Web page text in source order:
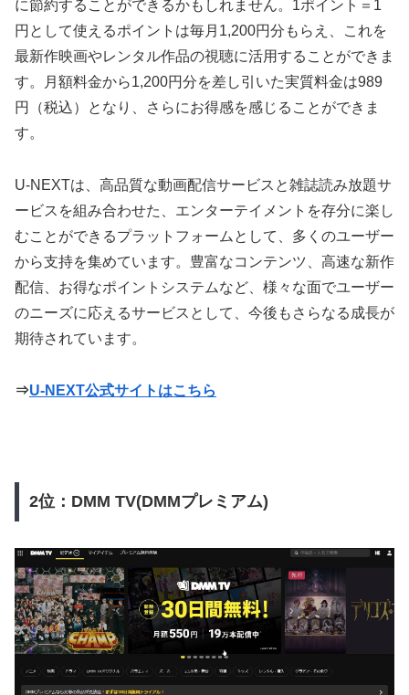
に節約することができるかもしれません。1ポイント＝1
円として使えるポイントは毎月1,200円分もらえ、これを
最新作映画やレンタル作品の視聴に活用することができま
す。月額料金から1,200円分を差し引いた実質料金は989
円（税込）となり、さらにお得感を感じることができま
す。
U-NEXTは、高品質な動画配信サービスと雑誌読み放題サ
ービスを組み合わせた、エンターテイメントを存分に楽し
むことができるプラットフォームとして、多くのユーザー
から支持を集めています。豊富なコンテンツ、高速な新作
配信、お得なポイントシステムなど、様々な面でユーザー
のニーズに応えるサービスとして、今後もさらなる成長が
期待されています。
⇒U-NEXT公式サイトはこちら
2位：DMM TV(DMMプレミアム)